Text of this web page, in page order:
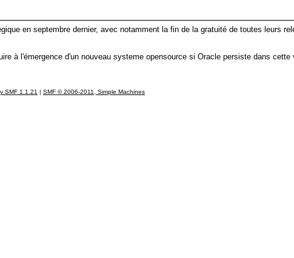
en septembre dernier, avec notamment la fin de la gratuité de toutes leurs
à l'émergence d'un nouveau systeme opensource si Oracle persiste dans cette
SMF 1.1.21 | SMF © 2006-2011, Simple Machines